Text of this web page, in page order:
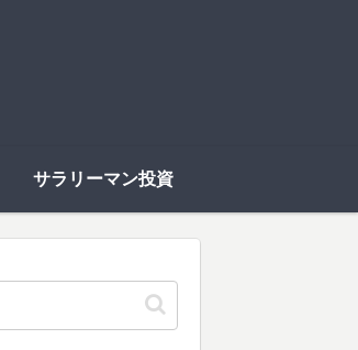
サラリーマン投資